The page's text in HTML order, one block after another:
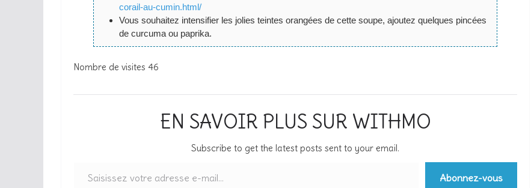
corail-au-cumin.html/
Vous souhaitez intensifier les jolies teintes orangées de cette soupe, ajoutez quelques pincées
de curcuma ou paprika.
Nombre de visites 46
EN SAVOIR PLUS SUR WITHMO
Subscribe to get the latest posts sent to your email.
Abonnez-vous